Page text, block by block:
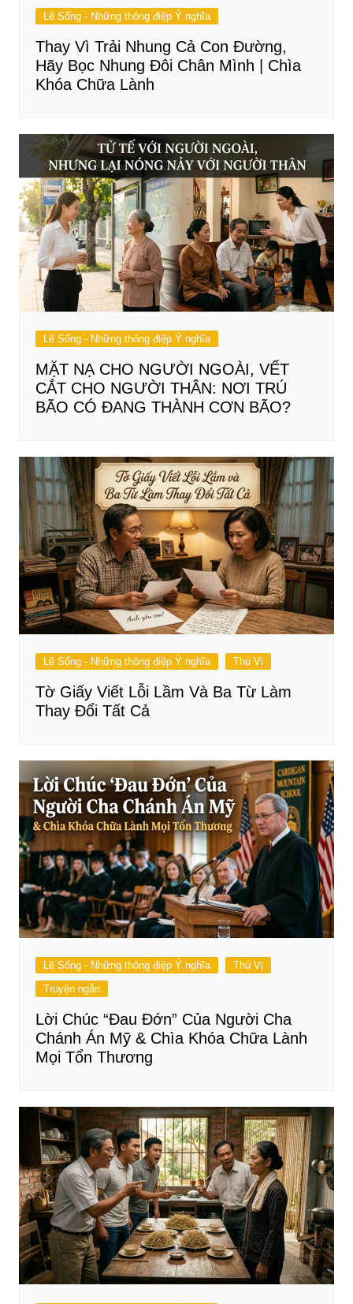
Lẽ Sống - Những thông điệp Ý nghĩa
Thay Vì Trải Nhung Cả Con Đường,
Hãy Bọc Nhung Đôi Chân Mình | Chìa
Khóa Chữa Lành
Lẽ Sống - Những thông điệp Ý nghĩa
MẶT NẠ CHO NGƯỜI NGOÀI, VẾT
CẮT CHO NGƯỜI THÂN: NƠI TRÚ
BÃO CÓ ĐANG THÀNH CƠN BÃO?
Lẽ Sống - Những thông điệp Ý nghĩa Thú Vị
Tờ Giấy Viết Lỗi Lầm Và Ba Từ Làm
Thay Đổi Tất Cả
Lẽ Sống - Những thông điệp Ý nghĩa
Thú Vị
Truyện ngắn
Lời Chúc “Đau Đớn” Của Người Cha
Chánh Án Mỹ & Chìa Khóa Chữa Lành
Mọi Tổn Thương